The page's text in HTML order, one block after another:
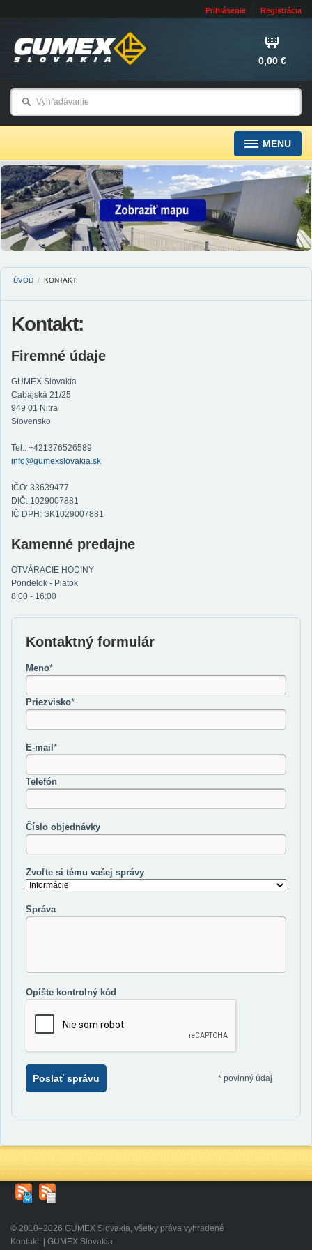
Prihlásenie Registrácia
0,00 €
MENU
ÚVOD / KONTAKT:
Kontakt:
Firemné údaje
GUMEX Slovakia
Cabajská 21/25
949 01 Nitra
Slovensko
Tel.: +421376526589
info@gumexslovakia.sk
IČO: 33639477
DIČ: 1029007881
IČ DPH: SK1029007881
Kamenné predajne
OTVÁRACIE HODINY
Pondelok - Piatok
8:00 - 16:00
Kontaktný formulár
Meno*
Priezvisko*
E-mail*
Telefón
Číslo objednávky
Zvoľte si tému vašej správy
Správa
Opíšte kontrolný kód
Poslať správu * povinný údaj
© 2010–2026 GUMEX Slovakia, všetky práva vyhradené
Kontakt: | GUMEX Slovakia